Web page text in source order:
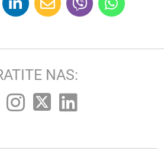
NAS: